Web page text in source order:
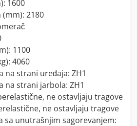
1600
(mm): 2180
1100
4060
na strani uređaja: ZH1
na strani jarbola: ZH1
ne ostavljaju tragove
ne ostavljaju tragove
sa unutrašnjim sagorevanjem: